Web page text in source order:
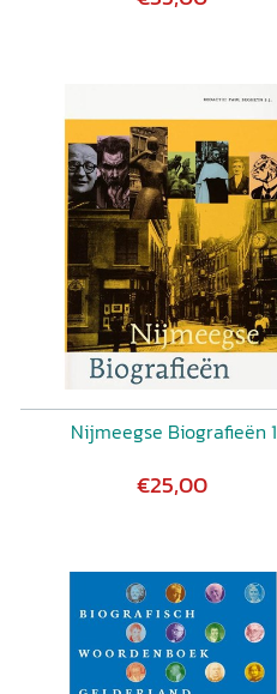
Nijmeegse Biografieën 1
€25,00